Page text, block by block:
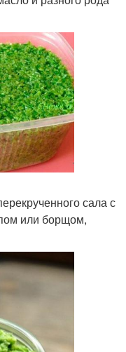
сала с
или борщом,